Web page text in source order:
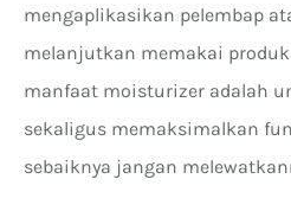
mengaplikasikan pelembap
melanjutkan memakai
manfaat moisturizer adalah
sekaligus memaksimalkan
sebaiknya jangan